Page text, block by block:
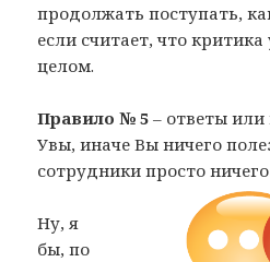
продолжать поступать,
если считает, что
целом.
Правило № 5 – ответы
Увы, иначе Вы ничего
сотрудники просто
Ну, я
бы, по